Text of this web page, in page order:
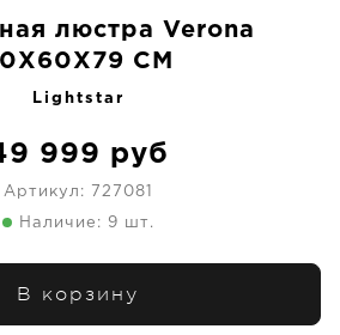
люстра Verona
CM
Lightstar
999 руб
Артикул: 727081
Наличие: 9 шт.
В корзину